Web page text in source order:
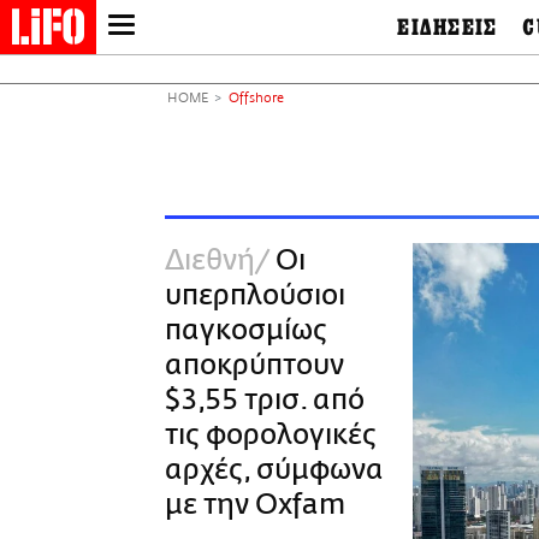
NEWSLETTER
ΑΜΠΑ
PRINT
ΕΙΔΗΣΕΙΣ
TV & Media
Tech &
Science
European Lifo
&
HOME Offshore
Διεθνή
Οι
υπερπλούσιοι
παγκοσμίως
αποκρύπτουν
$3,55 τρισ. από
τις φορολογικές
αρχές, σύμφωνα
με την Oxfam